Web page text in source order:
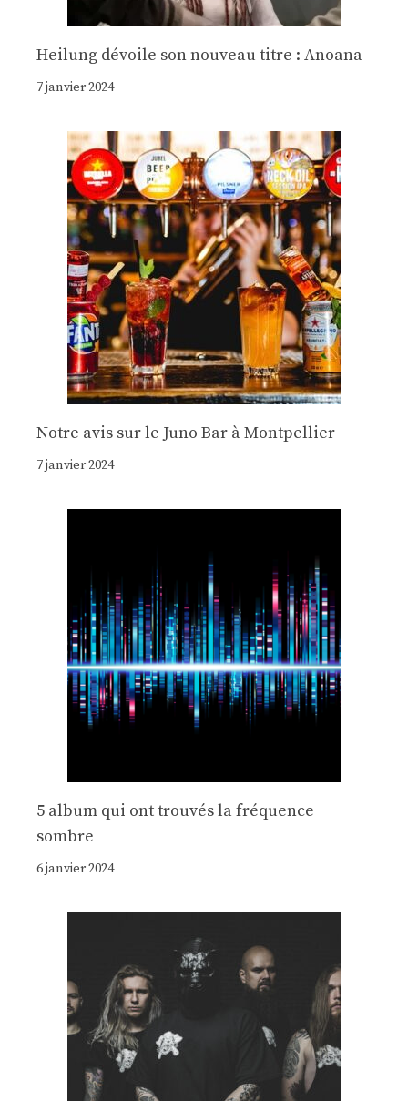
Heilung dévoile son nouveau titre : Anoana
7 janvier 2024
Notre avis sur le Juno Bar à Montpellier
7 janvier 2024
5 album qui ont trouvés la fréquence
sombre
6 janvier 2024